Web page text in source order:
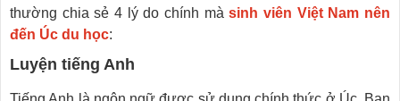
thường chia sẻ 4 lý do chính màsinh viên Việt Nam nên
đến Úc du học:
Luyện tiếng Anh